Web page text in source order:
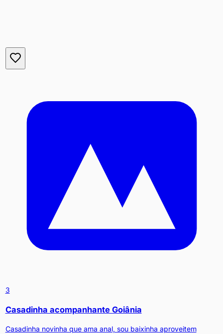
3
Casadinha acompanhante Goiânia
Casadinha novinha que ama anal, sou baixinha aproveitem